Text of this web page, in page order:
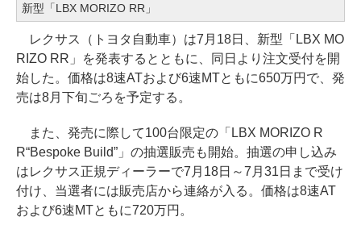
新型「LBX MORIZO RR」
レクサス（トヨタ自動車）は7月18日、新型「LBX MO
RIZO RR」を発表するとともに、同日より注文受付を開
始した。価格は8速ATおよび6速MTともに650万円で、発
売は8月下旬ごろを予定する。
また、発売に際して100台限定の「LBX MORIZO R
R“Bespoke Build”」の抽選販売も開始。抽選の申し込み
はレクサス正規ディーラーで7月18日～7月31日まで受け
付け、当選者には販売店から連絡が入る。価格は8速AT
および6速MTともに720万円。